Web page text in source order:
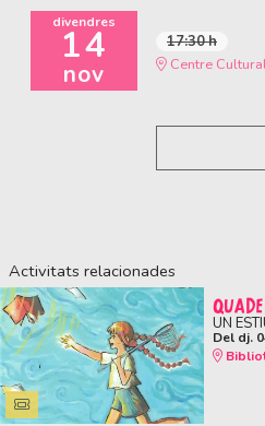
divendres
14
nov
17:30 h
Centre
Activitats relacionades
UN
Del dj.